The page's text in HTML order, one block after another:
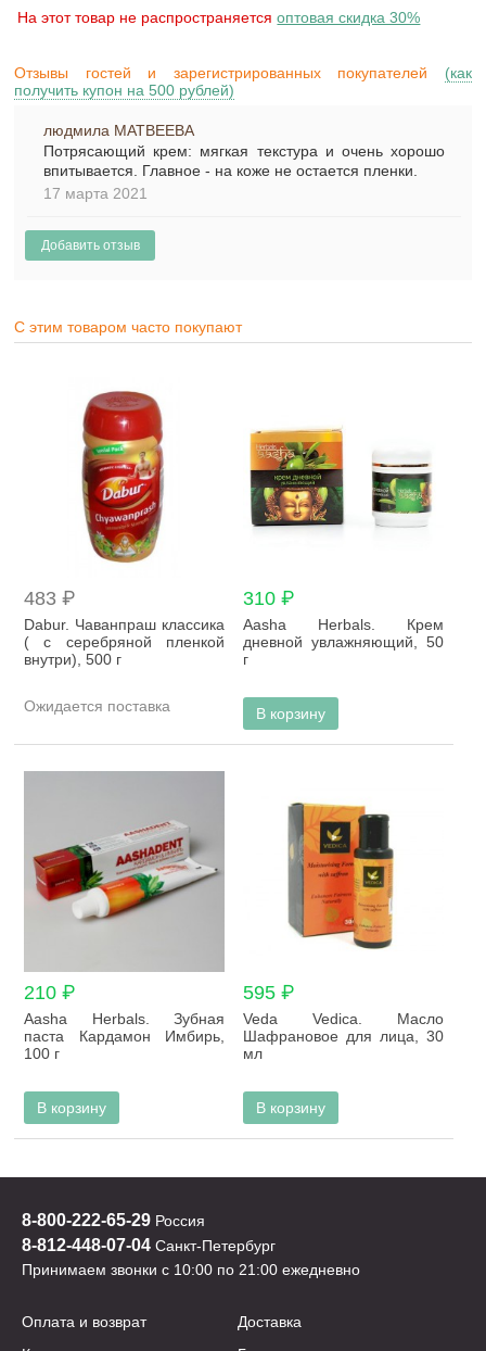
На этот товар не распространяетсяоптовая скидка 30%
Отзывы гостей и зарегистрированных покупателей (как
получить купон на 500 рублей)
людмила МАТВЕЕВА
Потрясающий крем: мягкая текстура и очень хорошо
впитывается. Главное - на коже не остается пленки.
17 марта 2021
С этим товаром часто покупают
483 ₽
Dabur. Чаванпраш классика
( с серебряной пленкой
внутри), 500 г
Ожидается поставка
310 ₽
Aasha Herbals. Крем
дневной увлажняющий, 50
г
В корзину
210 ₽
Aasha Herbals. Зубная
паста Кардамон Имбирь,
100 г
В корзину
595 ₽
Veda Vedica. Масло
Шафрановое для лица, 30
мл
В корзину
8-800-222-65-29 Россия
8-812-448-07-04 Санкт-Петербург
Принимаем звонки с 10:00 по 21:00 ежедневно
Оплата и возврат
Доставка